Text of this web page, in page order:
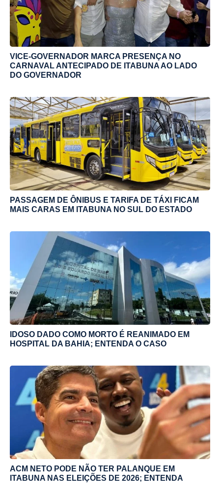
VICE-GOVERNADOR MARCA PRESENÇA NO
CARNAVAL ANTECIPADO DE ITABUNA AO LADO
DO GOVERNADOR
PASSAGEM DE ÔNIBUS E TARIFA DE TÁXI FICAM
MAIS CARAS EM ITABUNA NO SUL DO ESTADO
IDOSO DADO COMO MORTO É REANIMADO EM
HOSPITAL DA BAHIA; ENTENDA O CASO
ACM NETO PODE NÃO TER PALANQUE EM
ITABUNA NAS ELEIÇÕES DE 2026; ENTENDA